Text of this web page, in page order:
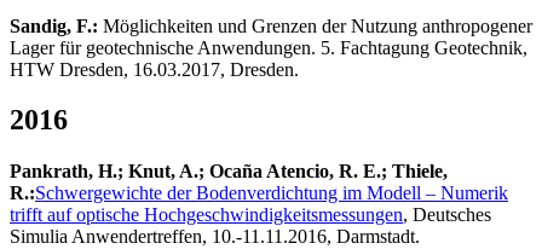
Sandig, F.: Möglichkeiten und Grenzen der Nutzung anthropogener
Lager für geotechnische Anwendungen. 5. Fachtagung Geotechnik,
HTW Dresden, 16.03.2017, Dresden.
2016
Pankrath, H.; Knut, A.; Ocaña Atencio, R. E.; Thiele,
R.:Schwergewichte der Bodenverdichtung im Modell – Numerik
trifft auf optische Hochgeschwindigkeitsmessungen, Deutsches
Simulia Anwendertreffen, 10.-11.11.2016, Darmstadt.